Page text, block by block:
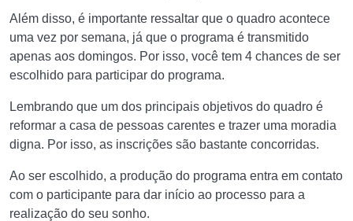
Além disso, é importante ressaltar que o quadro acontece
uma vez por semana, já que o programa é transmitido
apenas aos domingos. Por isso, você tem 4 chances de ser
escolhido para participar do programa.
Lembrando que um dos principais objetivos do quadro é
reformar a casa de pessoas carentes e trazer uma moradia
digna. Por isso, as inscrições são bastante concorridas.
Ao ser escolhido, a produção do programa entra em contato
com o participante para dar início ao processo para a
realização do seu sonho.